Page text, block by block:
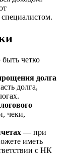
четко
долга
долга,
чеки,
— при
иметь
с НК